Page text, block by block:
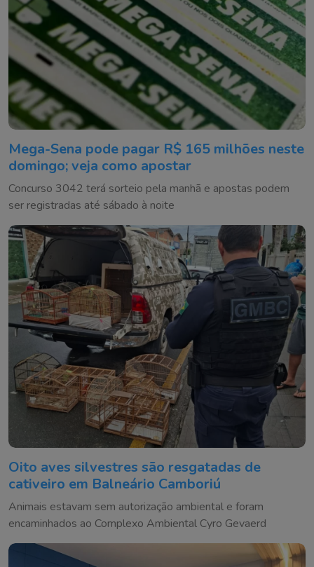
Mega-Sena pode pagar R$ 165 milhões neste
domingo; veja como apostar
Concurso 3042 terá sorteio pela manhã e apostas podem
ser registradas até sábado à noite
Oito aves silvestres são resgatadas de
cativeiro em Balneário Camboriú
Animais estavam sem autorização ambiental e foram
encaminhados ao Complexo Ambiental Cyro Gevaerd